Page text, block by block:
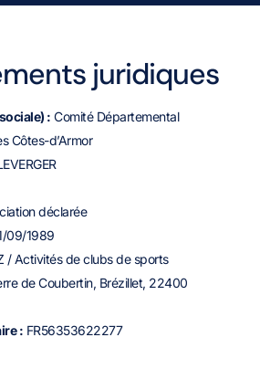
juridiques
: Comité Départemental
Côtes-d’Armor
déclarée
09/1989
/ Activités de clubs de sports
de Coubertin, Brézillet, 22400
: FR56353622277